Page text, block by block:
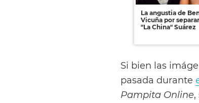
La angustia de
Vicuña por
"La China" Suárez
Si bien las
pasada durante
Pampita Online,